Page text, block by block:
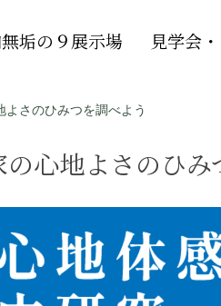
垢の９展示場 見学会
さのひみつを調べよう
心地よさのひみ